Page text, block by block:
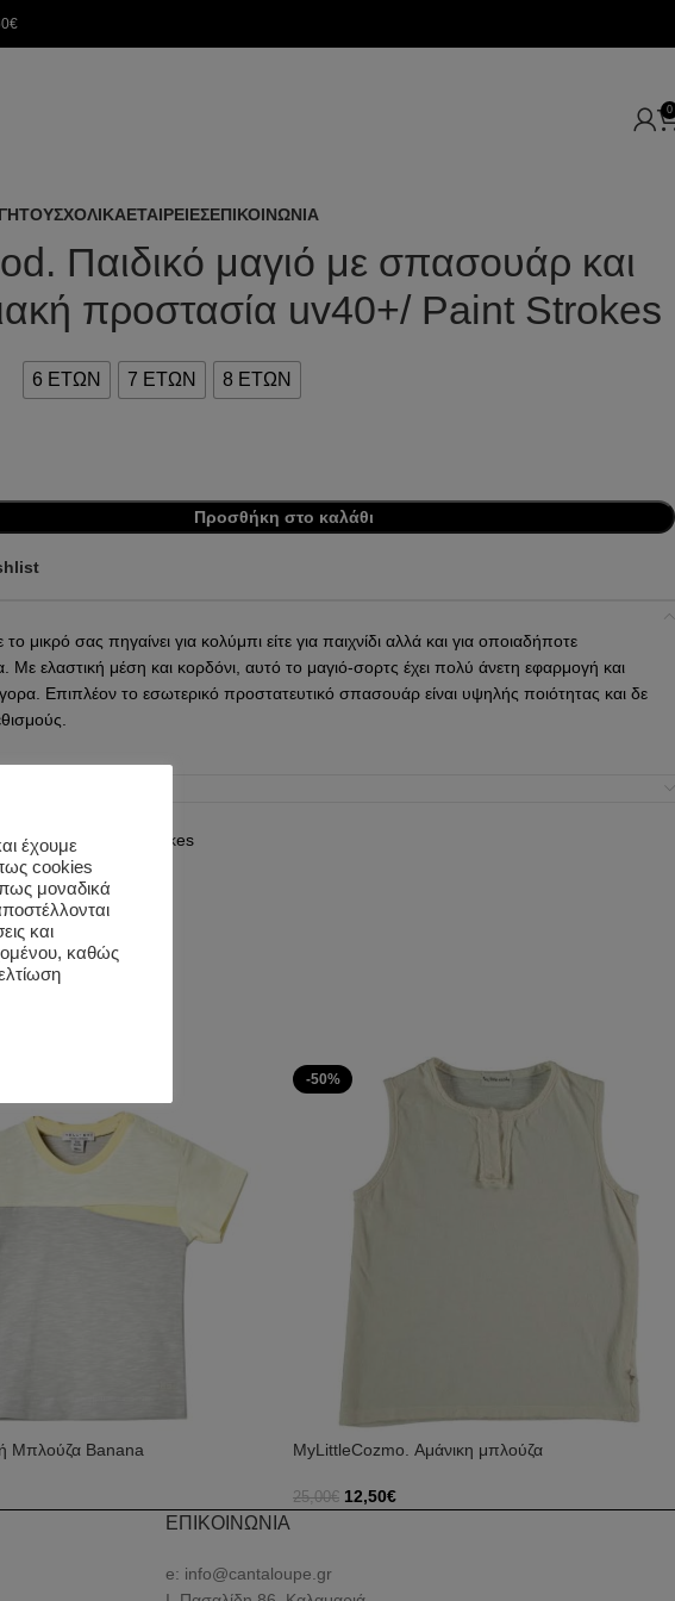
0
ΣΧΟΛΙΚΑΕΤΑΙΡΕΙΕΣΕΠΙΚΟΙΝΩΝΙΑ
Παιδικό μαγιό με σπασουάρ και
προστασία uv40+/ Paint Strokes
6 ΕΤΩΝ 7 ΕΤΩΝ 8 ΕΤΩΝ
Προσθήκη στο καλάθι
το μικρό σας πηγαίνει για κολύμπι είτε για παιχνίδι αλλά και για οποιαδήποτε
Με ελαστική μέση και κορδόνι, αυτό το μαγιό-σορτς έχει πολύ άνετη εφαρμογή και
Επιπλέον το εσωτερικό προστατευτικό σπασουάρ είναι υψηλής ποιότητας και δε
LW19608/strokes
, ΜΑΓΙΟ
Μπλούζα Banana
-50%
MyLittleCozmo. Αμάνικη μπλούζα
25,00€ 12,50€
ΕΠΙΚΟΙΝΩΝΙΑ
e: info@cantaloupe.gr
έχουμε
cookies
μοναδικά
και
καθώς